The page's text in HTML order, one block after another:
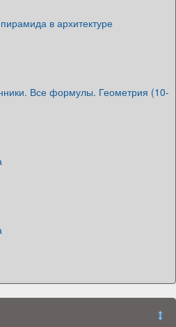
в архитектуре
Все формулы. Геометрия (10-